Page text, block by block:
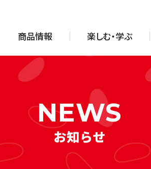
商品情報 楽しむ・学ぶ
お知らせ